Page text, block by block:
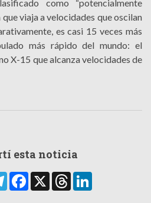
como “potencialmente
viaja a velocidades que oscilan
es casi 15 veces más
más rápido del mundo: el
X-15 que alcanza velocidades de
esta noticia
TelegramFacebook
X Threads